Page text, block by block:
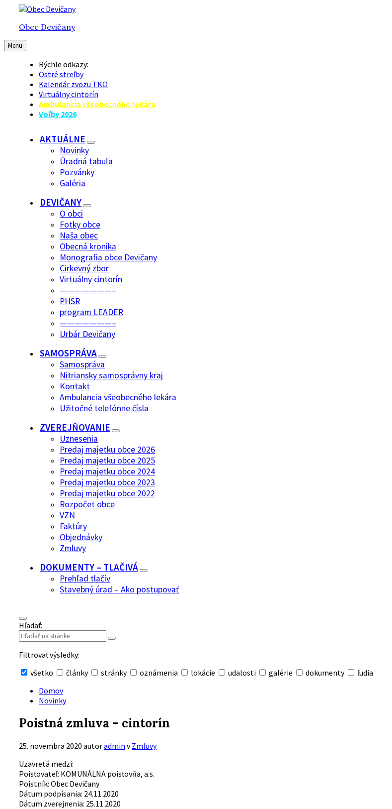
Preskočiť
obsah
Preskočiť
hlavnú
navigáciu
Preskočiť
pätičkuObec Devičany
Menu
Rýchle odkazy:
Ostré streľby
Kalendár zvozu TKO
Virtuálny cintorín
Ambulancia všeobecného lekára
Voľby 2026
AKTUÁLNE
Novinky
Úradná tabuľa
Pozvánky
Galéria
DEVIČANY
O obci
Fotky obce
Naša obec
Obecná kronika
Monografia obce Devičany
Cirkevný zbor
Virtuálny cintorín
———————–
PHSR
program LEADER
———————–
Urbár Devičany
SAMOSPRÁVA
Samospráva
Nitriansky samosprávny kraj
Kontakt
Ambulancia všeobecného lekára
Užitočné telefónne čísla
ZVEREJŇOVANIE
Uznesenia
Predaj majetku obce 2026
Predaj majetku obce 2025
Predaj majetku obce 2024
Predaj majetku obce 2023
Predaj majetku obce 2022
Rozpočet obce
VZN
Faktúry
Objednávky
Zmluvy
DOKUMENTY – TLAČIVÁ
Prehľad tlačív
Stavebný úrad – Ako postupovať
Hľadať:
Filtrovať výsledky:
všetko
články stránky oznámenia lokácie udalosti galérie dokumenty ľudia
vyhľadávanie
Domov
Novinky
Poistná zmluva – cintorín
25. novembra 2020 autoradmin vZmluvy
Uzavretá medzi:
Poisťovateľ: KOMUNÁLNA poisťovňa, a.s.
Poistník: Obec Devičany
Dátum podpísania: 24.11.2020
Dátum zverejnenia: 25.11.2020